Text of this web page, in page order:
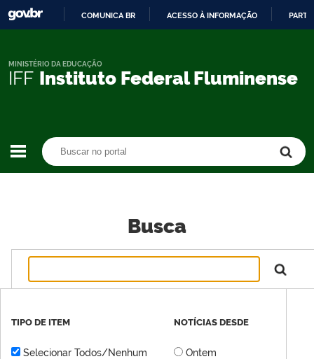
CONTEÚDO
COMUNICA BR ACESSO À INFORMAÇÃO
IFF Instituto Federal Fluminense
MINISTÉRIO DA EDUCAÇÃO
Busca
TIPO DE ITEM
Selecionar Todos/Nenhum
NOTÍCIAS DESDE
Ontem